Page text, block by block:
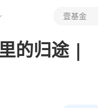
壹基金
的归途 |